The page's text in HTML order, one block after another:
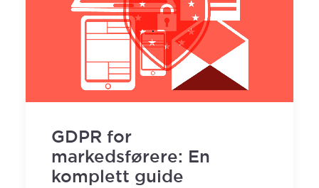
GDPR for
markedsførere: En
komplett guide